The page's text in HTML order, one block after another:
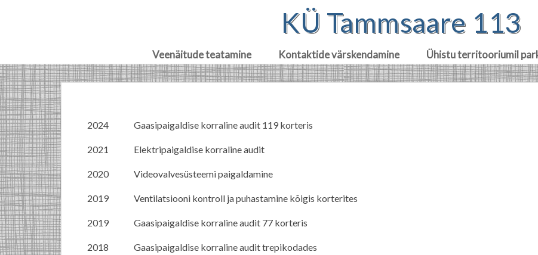
Skip
to
content
KÜ Tammsaare 113
Veenäitude teatamine Kontaktide värskendamine Ühistu territooriumil
2024 Gaasipaigaldise korraline audit 119 korteris
2021 Elektripaigaldise korraline audit
2020 Videovalvesüsteemi paigaldamine
2019 Ventilatsiooni kontroll ja puhastamine kõigis korterites
2019 Gaasipaigaldise korraline audit 77 korteris
2018 Gaasipaigaldise korraline audit trepikodades